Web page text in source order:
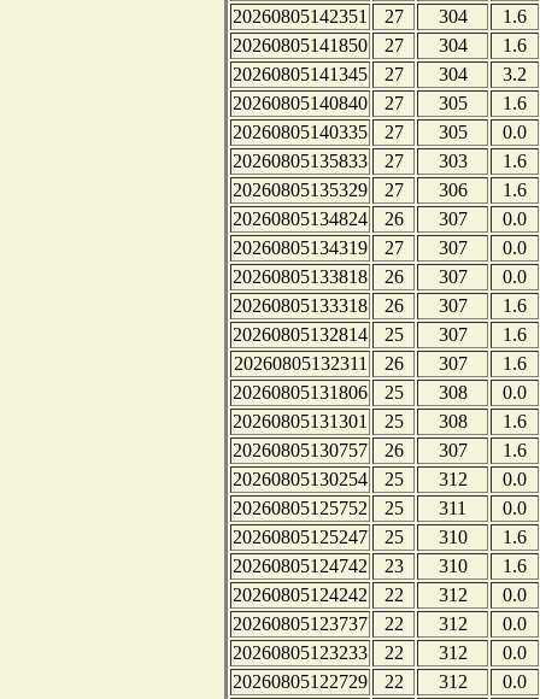
20260805142351
27 304
1.6
20260805141850
27 304
1.6
20260805141345
27 304
3.2
20260805140840
27 305
1.6
20260805140335
27 305
0.0
20260805135833
27 303
1.6
20260805135329
27 306
1.6
20260805134824
26 307
0.0
20260805134319
27 307
0.0
20260805133818
26 307
0.0
20260805133318
26 307
1.6
20260805132814
25 307
1.6
20260805132311
26 307
1.6
20260805131806
25 308
0.0
20260805131301
25 308
1.6
20260805130757
26 307
1.6
20260805130254
25 312
0.0
20260805125752
25 311
0.0
20260805125247
25 310
1.6
20260805124742
23 310
1.6
20260805124242
22 312
0.0
20260805123737
22 312
0.0
20260805123233
22 312
0.0
20260805122729
22 312
0.0